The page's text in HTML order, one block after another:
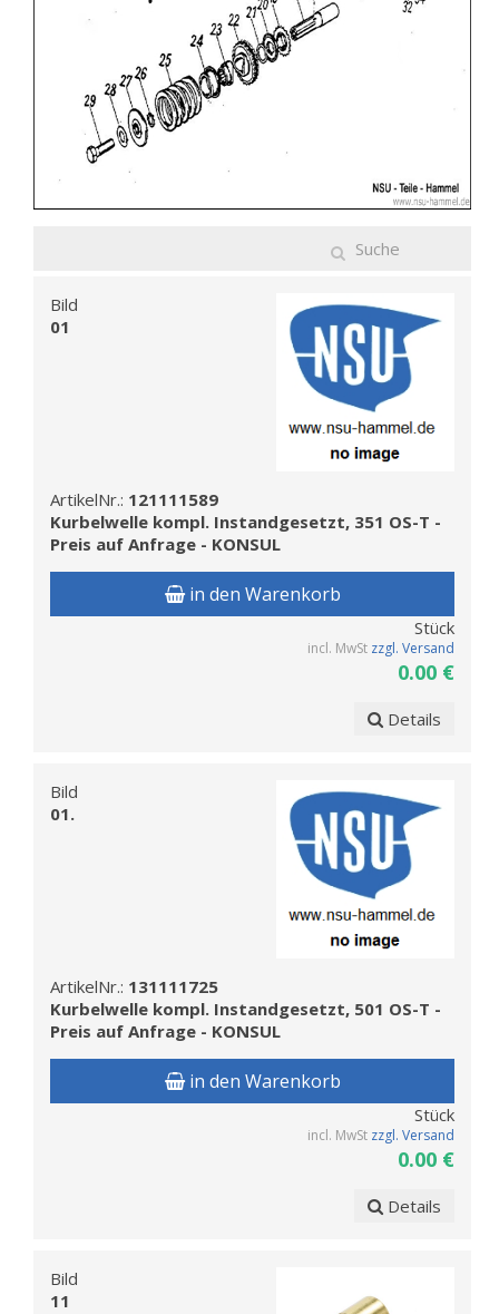
Bild
01
ArtikelNr.: 121111589
Kurbelwelle kompl. Instandgesetzt, 351 OS-T -
Preis auf Anfrage - KONSUL
in den Warenkorb
Stück
incl. MwSt zzgl. Versand
0.00 €
Details
Bild
01.
ArtikelNr.: 131111725
Kurbelwelle kompl. Instandgesetzt, 501 OS-T -
Preis auf Anfrage - KONSUL
in den Warenkorb
Stück
incl. MwSt zzgl. Versand
0.00 €
Details
Bild
11